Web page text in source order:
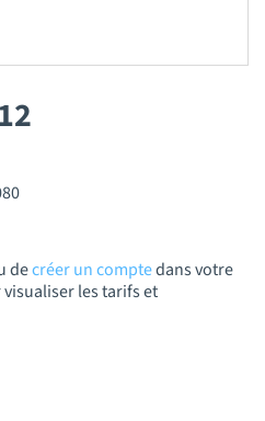
decréer un comptedans votre
les tarifs et